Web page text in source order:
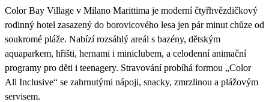
Color Bay Village v Milano Marittima je moderní čtyřhvězdičkový
rodinný hotel zasazený do borovicového lesa jen pár minut chůze od
soukromé pláže. Nabízí rozsáhlý areál s bazény, dětským
aquaparkem, hřišti, hernami i miniclubem, a celodenní animační
programy pro děti i teenagery. Stravování probíhá formou „Color
All Inclusive“ se zahrnutými nápoji, snacky, zmrzlinou a plážovým
servisem.